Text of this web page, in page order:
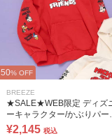
50% OFF
BREEZE
★SALE★WEB限定 ディズニ
ーキャラクター/かぶりパー
ー
¥2,145 税込